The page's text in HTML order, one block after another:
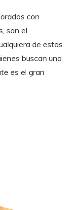
con
son el
de estas
buscan una
es el gran